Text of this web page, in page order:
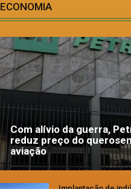
ECONOMIA
Com alívio da guerra,
reduz preço do
aviação